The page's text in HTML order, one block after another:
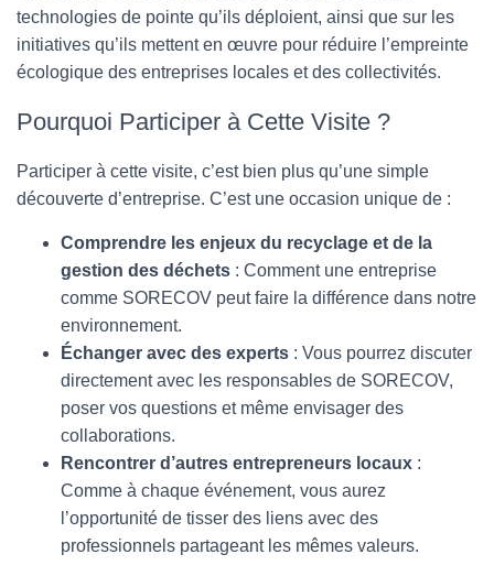
technologies de pointe qu’ils déploient, ainsi que sur les
initiatives qu’ils mettent en œuvre pour réduire l’empreinte
écologique des entreprises locales et des collectivités.
Pourquoi Participer à Cette Visite ?
Participer à cette visite, c’est bien plus qu’une simple
découverte d’entreprise. C’est une occasion unique de :
Comprendre les enjeux du recyclage et de la
gestion des déchets : Comment une entreprise
comme SORECOV peut faire la différence dans notre
environnement.
Échanger avec des experts : Vous pourrez discuter
directement avec les responsables de SORECOV,
poser vos questions et même envisager des
collaborations.
Rencontrer d’autres entrepreneurs locaux :
Comme à chaque événement, vous aurez
l’opportunité de tisser des liens avec des
professionnels partageant les mêmes valeurs.